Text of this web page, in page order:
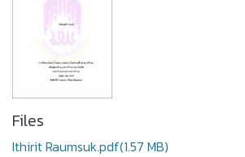
Files
Ithirit Raumsuk.pdf(1.57 MB)